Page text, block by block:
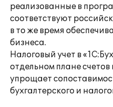
реализованные в
соответствуют
в то же время
бизнеса.
Налоговый учет в
отдельном плане счетов
упрощает
бухгалтерского и